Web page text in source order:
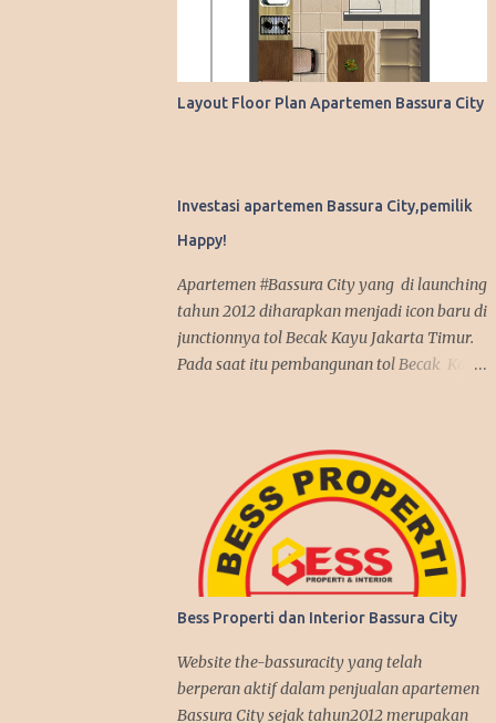
Layout Floor Plan Apartemen Bassura City
Investasi apartemen Bassura City,pemilik
Happy!
Apartemen #Bassura City yang di launching
tahun 2012 diharapkan menjadi icon baru di
junctionnya tol Becak Kayu Jakarta Timur.
Pada saat itu pembangunan tol Becak Kayu
menjadi incaran pembeli baik untuk
investasi maupun untuk dipakai sendiri.
Antusias pembeli pun membludak tinggi
alhasil penjualan apartemen Bassura City
nyaris terjual habis dalam jangka waktu 2
tahun, suatu rekor yang fantastis seperti
penjualan apartemen Kalibata City yang
sebelumnya juga dibangun oleh Synthesis
Development join APG. Kenyataan itu
benar-benar terjadi, investasi di Bassura
Bess Properti dan Interior Bassura City
Website the-bassuracity yang telah
berperan aktif dalam penjualan apartemen
Bassura City sejak tahun2012 merupakan